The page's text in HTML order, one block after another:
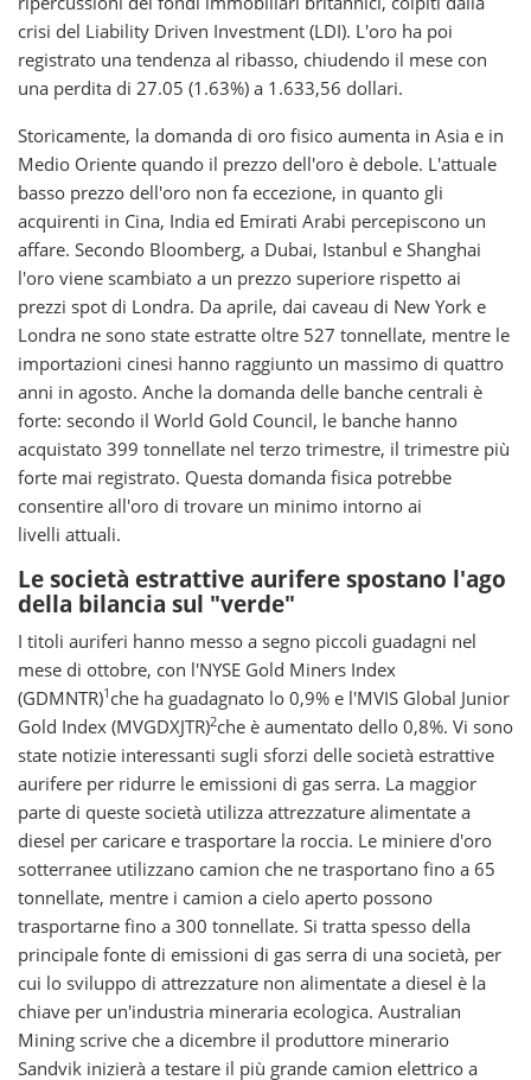
crisi del Liability Driven Investment (LDI). L'oro ha poi
registrato una tendenza al ribasso, chiudendo il mese con
una perdita di 27.05 (1.63%) a 1.633,56 dollari.
Storicamente, la domanda di oro fisico aumenta in Asia e in
Medio Oriente quando il prezzo dell'oro è debole. L'attuale
basso prezzo dell'oro non fa eccezione, in quanto gli
acquirenti in Cina, India ed Emirati Arabi percepiscono un
affare. Secondo Bloomberg, a Dubai, Istanbul e Shanghai
l'oro viene scambiato a un prezzo superiore rispetto ai
prezzi spot di Londra. Da aprile, dai caveau di New York e
Londra ne sono state estratte oltre 527 tonnellate, mentre le
importazioni cinesi hanno raggiunto un massimo di quattro
anni in agosto. Anche la domanda delle banche centrali è
forte: secondo il World Gold Council, le banche hanno
acquistato 399 tonnellate nel terzo trimestre, il trimestre più
forte mai registrato. Questa domanda fisica potrebbe
consentire all'oro di trovare un minimo intorno ai
livelli attuali.
Le società estrattive aurifere spostano l'ago
della bilancia sul "verde"
I titoli auriferi hanno messo a segno piccoli guadagni nel
mese di ottobre, con l'NYSE Gold Miners Index
(GDMNTR)1 che ha guadagnato lo 0,9% e l'MVIS Global Junior
Gold Index (MVGDXJTR)2che è aumentato dello 0,8%. Vi sono
state notizie interessanti sugli sforzi delle società estrattive
aurifere per ridurre le emissioni di gas serra. La maggior
parte di queste società utilizza attrezzature alimentate a
diesel per caricare e trasportare la roccia. Le miniere d'oro
sotterranee utilizzano camion che ne trasportano fino a 65
tonnellate, mentre i camion a cielo aperto possono
trasportarne fino a 300 tonnellate. Si tratta spesso della
principale fonte di emissioni di gas serra di una società, per
cui lo sviluppo di attrezzature non alimentate a diesel è la
chiave per un'industria mineraria ecologica. Australian
Mining scrive che a dicembre il produttore minerario
Sandvik inizierà a testare il più grande camion elettrico a